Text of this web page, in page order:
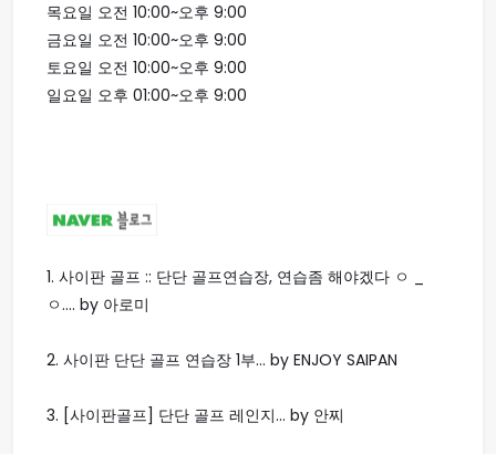
목요일 오전 10:00~오후 9:00
금요일 오전 10:00~오후 9:00
토요일 오전 10:00~오후 9:00
일요일 오후 01:00~오후 9:00
1. 사이판 골프 :: 단단 골프연습장, 연습좀 해야겠다 ㅇ _
ㅇ.... by 아로미
2. 사이판 단단 골프 연습장 1부... by ENJOY SAIPAN
3. [사이판골프] 단단 골프 레인지... by 안찌